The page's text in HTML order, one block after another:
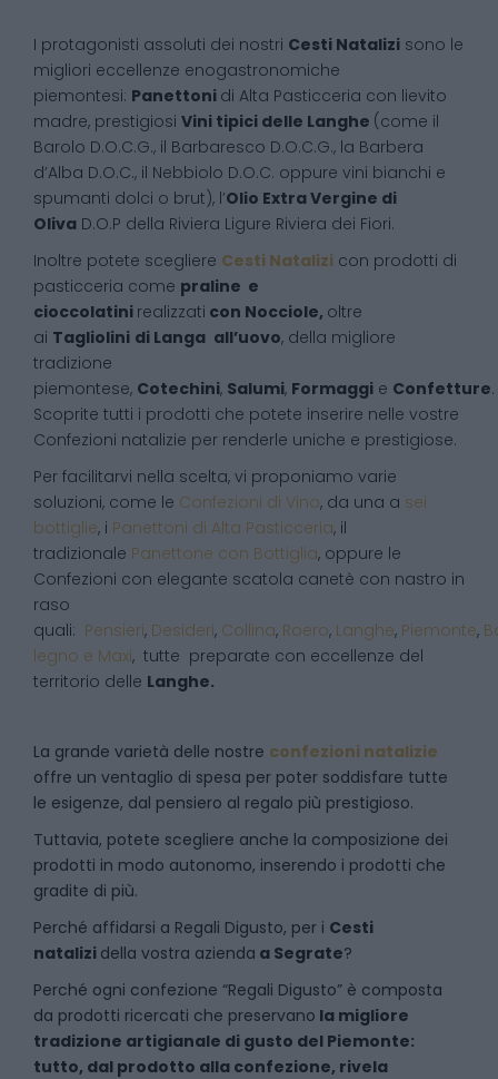
I protagonisti assoluti dei nostri Cesti Natalizi sono le
migliori eccellenze enogastronomiche
piemontesi: Panettoni di Alta Pasticceria con lievito
madre, prestigiosi Vini tipici delle Langhe (come il
Barolo D.O.C.G., il Barbaresco D.O.C.G., la Barbera
d’Alba D.O.C., il Nebbiolo D.O.C. oppure vini bianchi e
spumanti dolci o brut), l’Olio Extra Vergine di
Oliva D.O.P della Riviera Ligure Riviera dei Fiori.
Inoltre potete scegliere Cesti Natalizi con prodotti di
pasticceria come praline e
cioccolatini realizzati con Nocciole, oltre
ai Tagliolini di Langa all’uovo, della migliore
tradizione
piemontese, Cotechini, Salumi, Formaggi e Confetture.
Scoprite tutti i prodotti che potete inserire nelle vostre
Confezioni natalizie per renderle uniche e prestigiose.
Per facilitarvi nella scelta, vi proponiamo varie
soluzioni, come le Confezioni di Vino, da una a sei
bottiglie, i Panettoni di Alta Pasticceria, il
tradizionale Panettone con Bottiglia, oppure le
Confezioni con elegante scatola canetè con nastro in
raso
quali: Pensieri, Desideri, Collina, Roero, Langhe, Piemonte,
legno e Maxi, tutte preparate con eccellenze del
territorio delle Langhe.
La grande varietà delle nostre confezioni natalizie
offre un ventaglio di spesa per poter soddisfare tutte
le esigenze, dal pensiero al regalo più prestigioso.
Tuttavia, potete scegliere anche la composizione dei
prodotti in modo autonomo, inserendo i prodotti che
gradite di più.
Perché affidarsi a Regali Digusto, per i Cesti
natalizi della vostra azienda a Segrate?
Perché ogni confezione “Regali Digusto” è composta
da prodotti ricercati che preservano la migliore
tradizione artigianale di gusto del Piemonte:
tutto, dal prodotto alla confezione, rivela